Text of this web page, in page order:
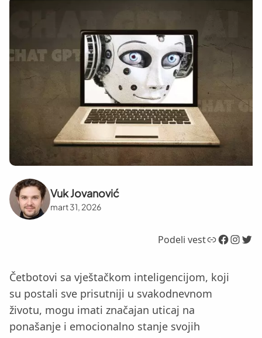
Vuk Jovanović
mart 31, 2026
Podeli vestLink Facebook InstagramTwitter
Četbotovi sa vještačkom inteligencijom, koji
su postali sve prisutniji u svakodnevnom
životu, mogu imati značajan uticaj na
ponašanje i emocionalno stanje svojih